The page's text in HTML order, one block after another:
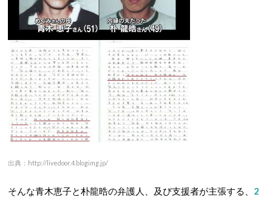
出典：http://livedoor.4.blogimg.jp/
そんな青木恵子と朴龍晧の弁護人、及び支援者が主張する、 2